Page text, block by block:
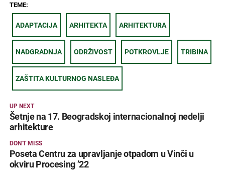
TEME:
ADAPTACIJA ARHITEKTA ARHITEKTURA
NADGRADNJA ODRŽIVOST POTKROVLJE TRIBINA
ZAŠTITA KULTURNOG NASLEĐA
UP NEXT
Šetnje na 17. Beogradskoj internacionalnoj nedelji
arhitekture
DON'T MISS
Poseta Centru za upravljanje otpadom u Vinči u
okviru Procesing ’22